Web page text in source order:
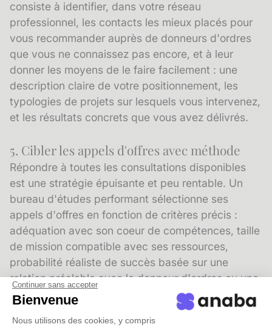
Continuer sans accepter
Bienvenue
Nous utilisons des cookies, y compris
consiste à identifier, dans votre réseau
professionnel, les contacts les mieux placés pour
vous recommander auprès de donneurs d'ordres
que vous ne connaissez pas encore, et à leur
donner les moyens de le faire facilement : une
description claire de votre positionnement, les
typologies de projets sur lesquels vous intervenez,
et les résultats concrets que vous avez délivrés.
5. Cibler les appels d'offres avec méthode
Répondre à toutes les consultations disponibles
est une stratégie épuisante et peu rentable. Un
bureau d'études performant sélectionne ses
appels d'offres en fonction de critères précis :
adéquation avec son coeur de compétences, taille
de mission compatible avec ses ressources,
probabilité réaliste de succès basée sur une
relation préalable avec le donneur d'ordres ou une
connaissance approfondie de son environnement.
Lasegmentationde votre base de contacts par